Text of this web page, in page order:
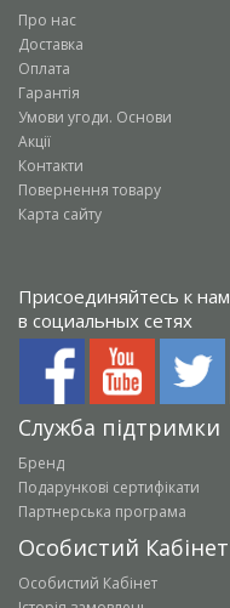
Про нас
Доставка
Оплата
Гарантія
Умови угоди. Основи
Акції
Контакти
Повернення товару
Карта сайту
Присоединяйтесь к нам
в социальных сетях
Служба підтримки
Бренд
Подарункові сертифікати
Партнерська програма
Особистий Кабінет
Особистий Кабінет